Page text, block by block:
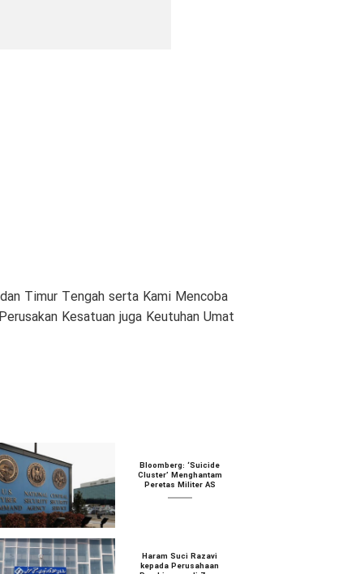
Timur Tengah serta Kami Mencoba
Kesatuan juga Keutuhan Umat
Bloomberg: ‘Suicide
Cluster’ Menghantam
Peretas Militer AS
Haram Suci Razavi
kepada Perusahaan